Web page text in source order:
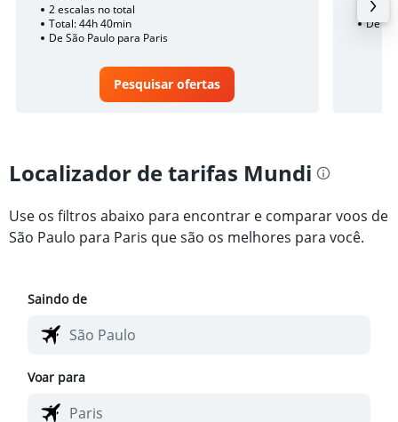
2 escalas no total
Total: 44h 40min
De São Paulo para Paris
Pesquisar ofertas
De
Localizador de tarifas Mundi
Use os filtros abaixo para encontrar e comparar voos de
São Paulo para Paris que são os melhores para você.
Saindo de
Voar para